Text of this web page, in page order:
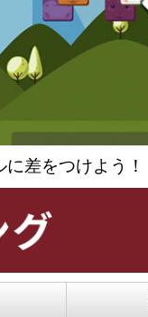
差をつけよう！